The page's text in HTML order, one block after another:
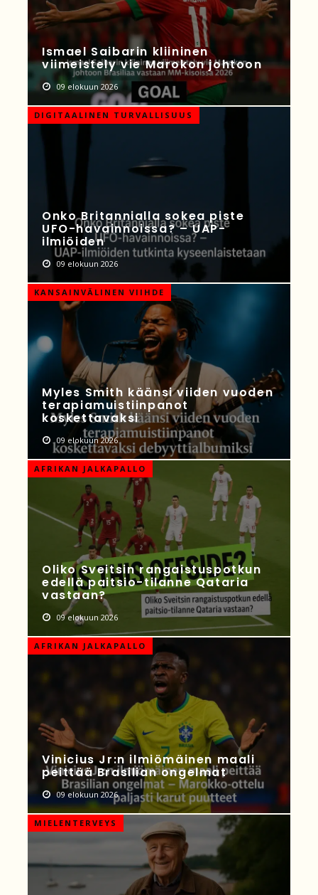
Ismael Saibarin kliininen
viimeistely vie Marokon johtoon
09 elokuun 2026
DIGITAALINEN TURVALLISUUS
Onko Britannialla sokea piste
UFO-havainnoissa? – UAP-
ilmiöiden
09 elokuun 2026
KANSAINVÄLINEN VIIHDE
Myles Smith käänsi viiden vuoden
terapiamuistiinpanot
koskettavaksi
09 elokuun 2026
AFRIKAN JALKAPALLO
Oliko Sveitsin rangaistuspotkun
edellä paitsio-tilanne Qataria
vastaan?
09 elokuun 2026
AFRIKAN JALKAPALLO
Vinicius Jr:n ilmiömäinen maali
peittää Brasilian ongelmat
09 elokuun 2026
MIELENTERVEYS